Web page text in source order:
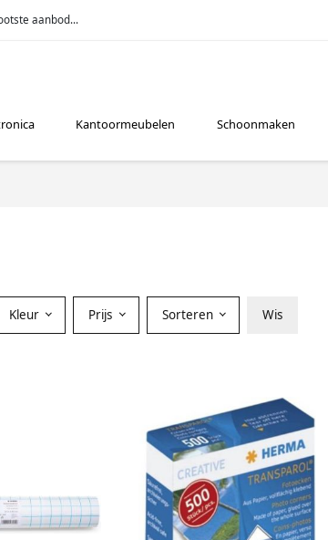
aanbod...
Kantoormeubelen Schoonmaken
Kleur Prijs Sorteren Wis